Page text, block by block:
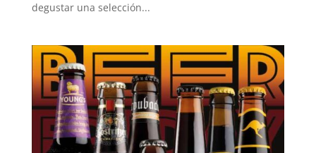
degustar una selección...